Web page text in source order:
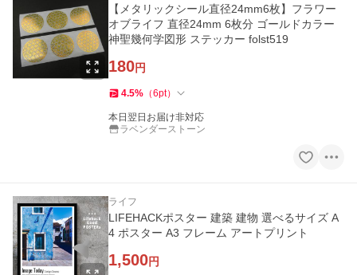
【メタリックシール直径24mm6枚】フラワー
オブライフ 直径24mm 6枚分 ゴールドカラー
神聖幾何学図形 ステッカー folst519
180円
4.5% （6pt）
本日翌日お届け非対応
ラベンダーストーン
ライフ
LIFEHACKポスター 建築 建物 選べるサイズ A
4 ポスター A3 フレーム アートプリント
1,500円